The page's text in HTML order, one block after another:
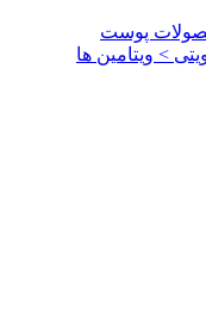
پوست
> ویتامین ها